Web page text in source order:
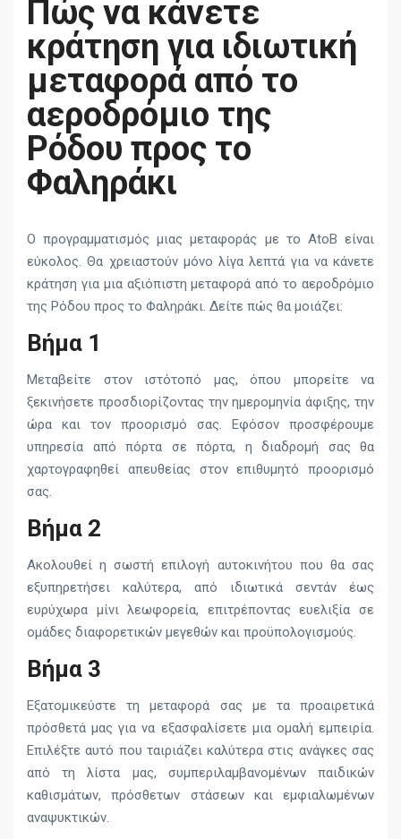
Πώς να κάνετε
κράτηση για ιδιωτική
μεταφορά από το
αεροδρόμιο της
Ρόδου προς το
Φαληράκι
Ο προγραμματισμός μιας μεταφοράς με το AtoB είναι
εύκολος. Θα χρειαστούν μόνο λίγα λεπτά για να κάνετε
κράτηση για μια αξιόπιστη μεταφορά από το αεροδρόμιο
της Ρόδου προς το Φαληράκι. Δείτε πώς θα μοιάζει:
Βήμα 1
Μεταβείτε στον ιστότοπό μας, όπου μπορείτε να
ξεκινήσετε προσδιορίζοντας την ημερομηνία άφιξης, την
ώρα και τον προορισμό σας. Εφόσον προσφέρουμε
υπηρεσία από πόρτα σε πόρτα, η διαδρομή σας θα
χαρτογραφηθεί απευθείας στον επιθυμητό προορισμό
σας.
Βήμα 2
Ακολουθεί η σωστή επιλογή αυτοκινήτου που θα σας
εξυπηρετήσει καλύτερα, από ιδιωτικά σεντάν έως
ευρύχωρα μίνι λεωφορεία, επιτρέποντας ευελιξία σε
ομάδες διαφορετικών μεγεθών και προϋπολογισμούς.
Βήμα 3
Εξατομικεύστε τη μεταφορά σας με τα προαιρετικά
πρόσθετά μας για να εξασφαλίσετε μια ομαλή εμπειρία.
Επιλέξτε αυτό που ταιριάζει καλύτερα στις ανάγκες σας
από τη λίστα μας, συμπεριλαμβανομένων παιδικών
καθισμάτων, πρόσθετων στάσεων και εμφιαλωμένων
αναψυκτικών.